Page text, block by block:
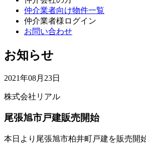
仲介業者向け物件一覧
仲介業者様ログイン
お問い合わせ
お知らせ
2021年08月23日
株式会社リアル
尾張旭市戸建販売開始
本日より尾張旭市柏井町戸建を販売開